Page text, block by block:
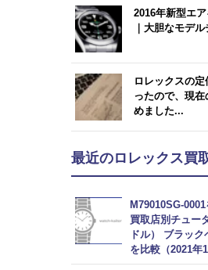
2016年新型エ
｜大胆なモデ
ロレックスの
ったので、現在
めました...
最近のロレックス買
M79010SG-0001
買取店別チュー
ドル） ブラッ
を比較（2021年